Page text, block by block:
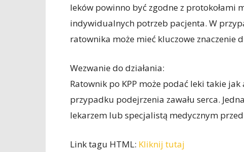
leków powinno być zgodne z protokołami
indywidualnych potrzeb pacjenta. W
ratownika może mieć kluczowe znaczenie
Wezwanie do działania:
Ratownik po KPP może podać leki takie
przypadku podejrzenia zawału serca.
lekarzem lub specjalistą medycznym
Link tagu HTML: Kliknij tutaj